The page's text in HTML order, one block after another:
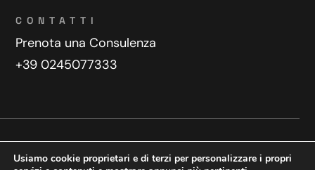
CONTATTI
Prenota una Consulenza
+39 0245077333
Copyright © 2025 WeDoDigital
Usiamo cookie proprietari e di terzi per personalizzare i propri